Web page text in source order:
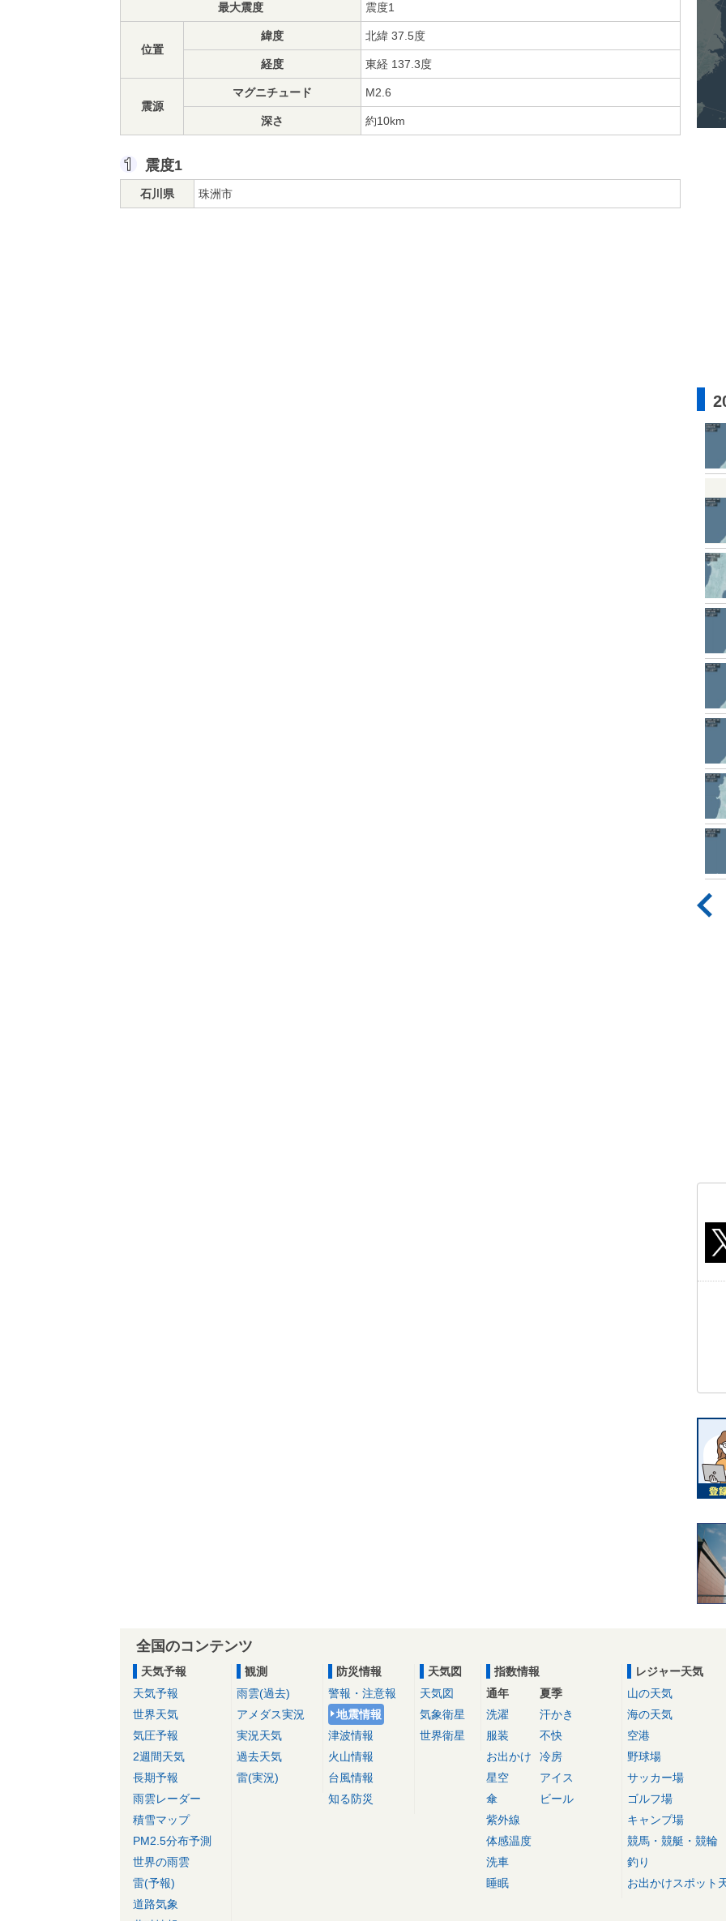
最大震度 震度1
位置
緯度 北緯 37.5度
経度 東経 137.3度
震源
マグニチュード M2.6
深さ 約10km
震度1
石川県 珠洲市
全国のコンテンツ
天気予報
天気予報
世界天気
気圧予報
2週間天気
長期予報
雨雲レーダー
積雪マップ
PM2.5分布予測
世界の雨雲
雷(予報)
道路気象
観測
雨雲(過去)
アメダス実況
実況天気
過去天気
雷(実況)
防災情報
警報・注意報
地震情報
津波情報
火山情報
台風情報
知る防災
天気図
天気図
気象衛星
世界衛星
指数情報
通年
洗濯
服装
お出かけ
星空
傘
紫外線
体感温度
洗車
睡眠
夏季
汗かき
不快
冷房
アイス
ビール
レジャー天気
山の天気
海の天気
空港
野球場
サッカー場
ゴルフ場
キャンプ場
競馬・競艇・競輪
釣り
お出かけスポット